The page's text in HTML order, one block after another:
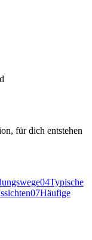
für dich entstehen
04Typische
07Häufige